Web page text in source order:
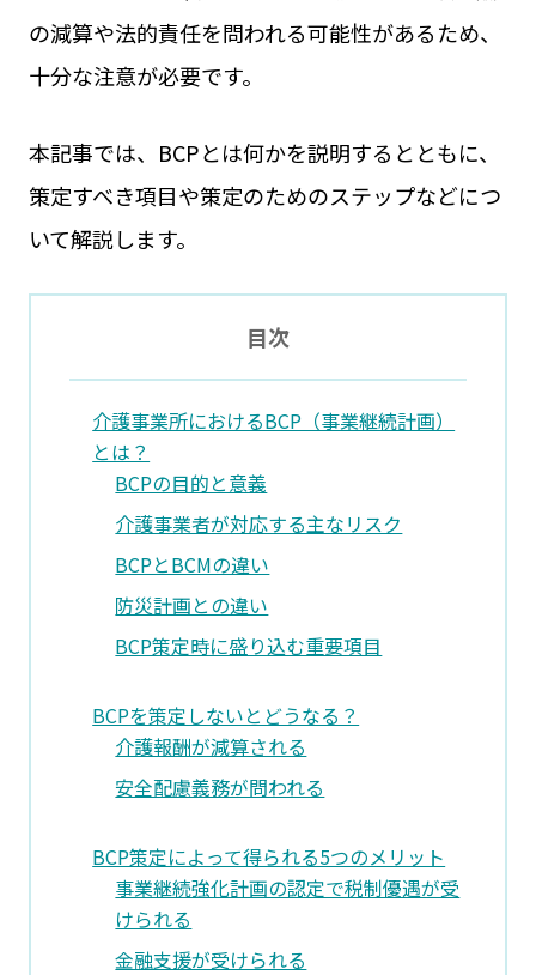
の減算や法的責任を問われる可能性があるため、
十分な注意が必要です。
本記事では、BCPとは何かを説明するとともに、
策定すべき項目や策定のためのステップなどにつ
いて解説します。
目次
介護事業所におけるBCP（事業継続計画）
とは？
BCPの目的と意義
介護事業者が対応する主なリスク
BCPとBCMの違い
防災計画との違い
BCP策定時に盛り込む重要項目
BCPを策定しないとどうなる？
介護報酬が減算される
安全配慮義務が問われる
BCP策定によって得られる5つのメリット
事業継続強化計画の認定で税制優遇が受
けられる
金融支援が受けられる